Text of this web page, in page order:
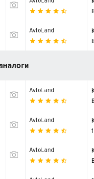
AvtoLand
AvtoLand
AvtoLand
AvtoLand